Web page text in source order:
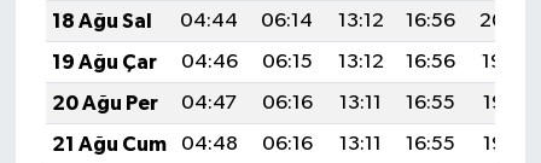
18 Ağu Sal
04:44 06:14 13:12 16:56
20:00
19 Ağu Çar
04:46 06:15 13:12 16:56
19:59
20 Ağu Per
04:47 06:16 13:11 16:55
19:57
21 Ağu Cum
04:48 06:16 13:11 16:55
19:56